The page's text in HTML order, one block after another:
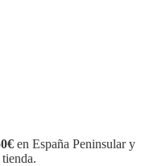
en España Peninsular y